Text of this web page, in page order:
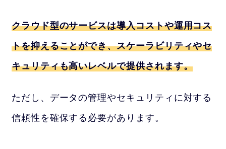
クラウド型のサービスは導入コストや運用コス
トを抑えることができ、スケーラビリティやセ
キュリティも高いレベルで提供されます。
ただし、データの管理やセキュリティに対する
信頼性を確保する必要があります。